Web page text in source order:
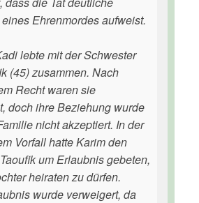
Ehrenmordes aufweist.
lebte mit der Schwester
(45) zusammen. Nach
Recht waren sie
doch ihre Beziehung wurde
nicht akzeptiert. In der
Vorfall hatte Karim den
um Erlaubnis gebeten,
heiraten zu dürfen.
wurde verweigert, da